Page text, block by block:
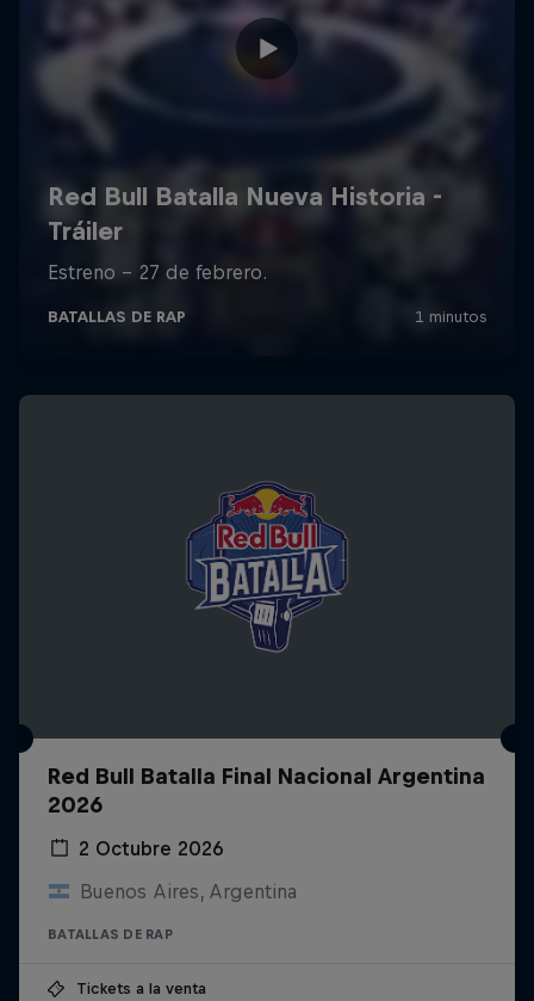
Red Bull Batalla Final Nacional Argentina
2026
2 Octubre 2026
Buenos Aires, Argentina
BATALLAS DE RAP
Tickets a la venta